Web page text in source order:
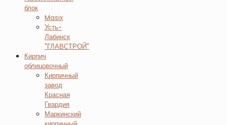
блок
Masix
Усть-
Лабинск
"ГЛАВСТРОЙ"
Кирпич
облицовочный
Кирпичный
завод
Красная
Гвардия
Маркинский